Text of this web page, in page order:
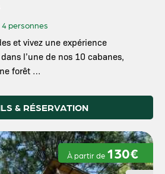
4 personnes
et vivez une expérience
l’une de nos 10 cabanes,
forêt …
& RÉSERVATION
À partir de 130€